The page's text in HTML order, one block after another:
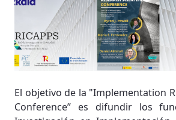
El objetivo de la "Implementation
Conference” es difundir los